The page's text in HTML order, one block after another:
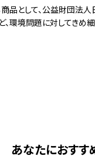
品として、公益財団
環境問題に対してきめ
あなたにおすす